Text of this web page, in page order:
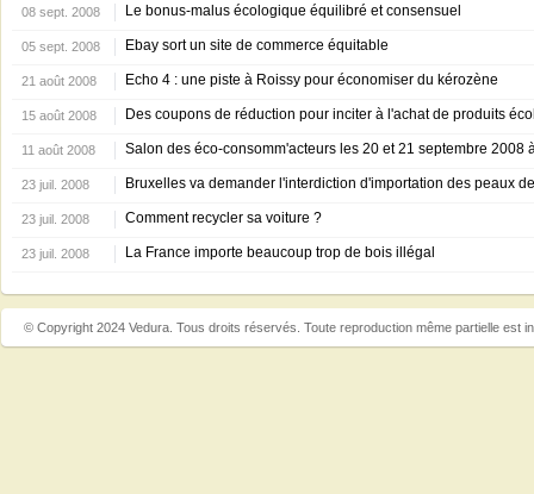
08 sept. 2008 Le bonus-malus écologique équilibré et consensuel
05 sept. 2008 Ebay sort un site de commerce équitable
21 août 2008 Echo 4 : une piste à Roissy pour économiser du kérozène
15 août 2008 Des coupons de réduction pour inciter à l'achat de produits
11 août 2008 Salon des éco-consomm'acteurs les 20 et 21 septembre 2008
23 juil. 2008 Bruxelles va demander l'interdiction d'importation des peaux
23 juil. 2008 Comment recycler sa voiture ?
23 juil. 2008 La France importe beaucoup trop de bois illégal
© Copyright 2024 Vedura. Tous droits réservés. Toute reproduction même partielle est